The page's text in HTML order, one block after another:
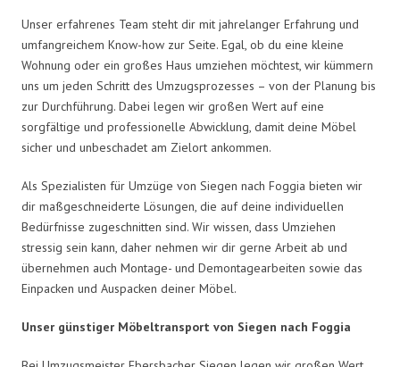
Unser erfahrenes Team steht dir mit jahrelanger Erfahrung und
umfangreichem Know-how zur Seite. Egal, ob du eine kleine
Wohnung oder ein großes Haus umziehen möchtest, wir kümmern
uns um jeden Schritt des Umzugsprozesses – von der Planung bis
zur Durchführung. Dabei legen wir großen Wert auf eine
sorgfältige und professionelle Abwicklung, damit deine Möbel
sicher und unbeschadet am Zielort ankommen.
Als Spezialisten für Umzüge von Siegen nach Foggia bieten wir
dir maßgeschneiderte Lösungen, die auf deine individuellen
Bedürfnisse zugeschnitten sind. Wir wissen, dass Umziehen
stressig sein kann, daher nehmen wir dir gerne Arbeit ab und
übernehmen auch Montage- und Demontagearbeiten sowie das
Einpacken und Auspacken deiner Möbel.
Unser günstiger Möbeltransport von Siegen nach Foggia